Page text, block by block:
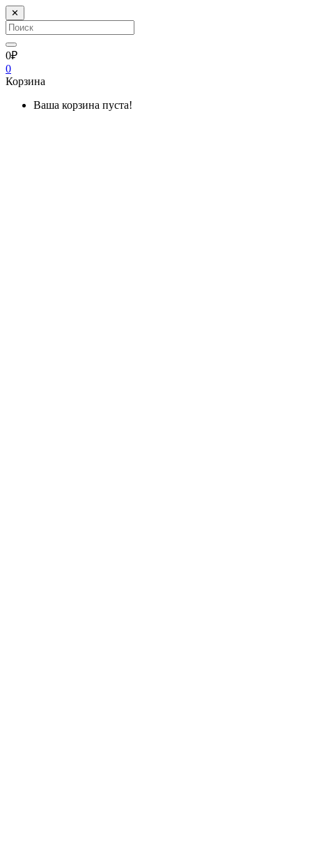
✕
0₽
0
Корзина
Ваша корзина пуста!